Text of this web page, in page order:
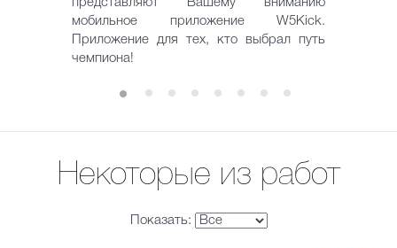
представляют Вашему вниманию
мобильное приложение W5Kick.
Приложение для тех, кто выбрал путь
чемпиона!
Некоторые из работ
Показать: